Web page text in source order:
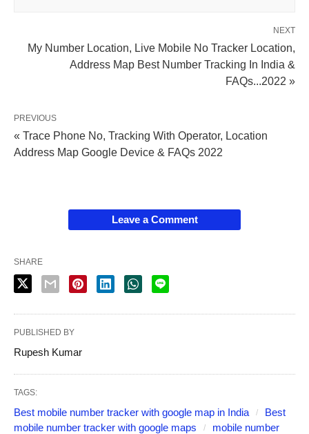
NEXT
My Number Location, Live Mobile No Tracker Location,
Address Map Best Number Tracking In India &
FAQs...2022 »
PREVIOUS
« Trace Phone No, Tracking With Operator, Location
Address Map Google Device & FAQs 2022
Leave a Comment
SHARE
PUBLISHED BY
Rupesh Kumar
TAGS:
Best mobile number tracker with google map in India
Best
mobile number tracker with google maps
mobile number